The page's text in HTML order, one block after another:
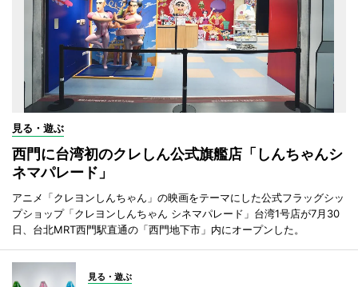
見る・遊ぶ
西門に台湾初のクレしん公式旗艦店「しんちゃんシ
ネマパレード」
アニメ「クレヨンしんちゃん」の映画をテーマにした公式フラッグシッ
プショップ「クレヨンしんちゃん シネマパレード」台湾1号店が7月30
日、台北MRT西門駅直通の「西門地下市」内にオープンした。
見る・遊ぶ